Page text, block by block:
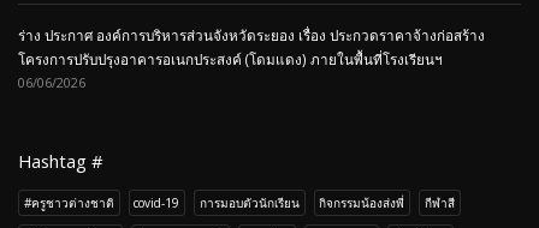
ร่าง ประกาศ องค์การบริหารส่วนจังหวัดระยอง เรื่อง ประกวดราคาจ้างก่อสร้าง
โครงการปรับปรุงอาคารอเนกประสงค์ (โดมแดง) ภายในพื้นที่โรงเรียนฯ
06/06/2026
Hashtag #
#ครูชาวต่างชาติ covid-19 การมอบตัวนักเรียน กิจกรรมน้องส่งพี่ กีฬาสี